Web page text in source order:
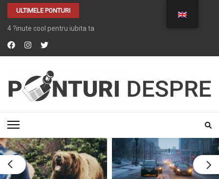
ULTIMELE PONTURI
4 ?inute cool pentru iubita ta
PONTURI DESPRE